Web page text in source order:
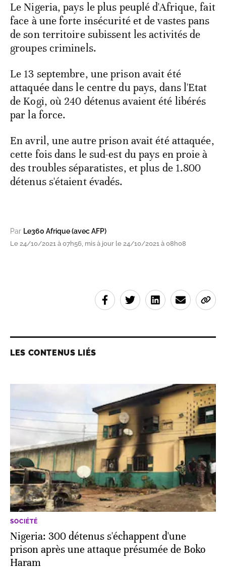
Le Nigeria, pays le plus peuplé d'Afrique, fait
face à une forte insécurité et de vastes pans
de son territoire subissent les activités de
groupes criminels.
Le 13 septembre, une prison avait été
attaquée dans le centre du pays, dans l'Etat
de Kogi, où 240 détenus avaient été libérés
par la force.
En avril, une autre prison avait été attaquée,
cette fois dans le sud-est du pays en proie à
des troubles séparatistes, et plus de 1.800
détenus s'étaient évadés.
Par Le360 Afrique (avec AFP)
Le 24/10/2021 à 07h56, mis à jour le 24/10/2021 à 08h08
LES CONTENUS LIÉS
SOCIÉTÉ
Nigeria: 300 détenus s'échappent d'une
prison après une attaque présumée de Boko
Haram